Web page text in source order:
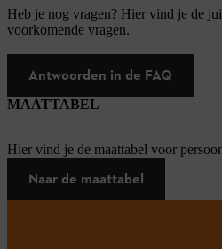
Heb je nog vragen? Hier vind je de
voorkomende vragen.
Antwoorden in de FAQ
MAATTABEL
Hier vind je de maattabel voor
Naar de maattabel